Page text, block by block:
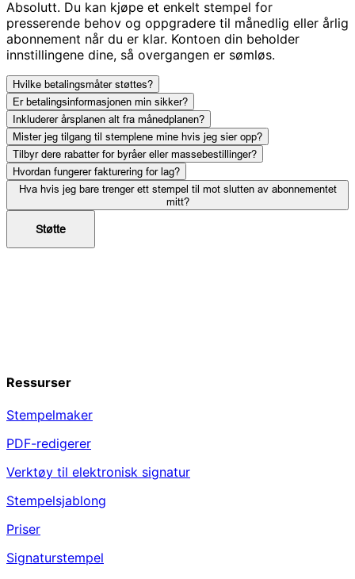
Absolutt. Du kan kjøpe et enkelt stempel for
presserende behov og oppgradere til månedlig eller årlig
abonnement når du er klar. Kontoen din beholder
innstillingene dine, så overgangen er sømløs.
Hvilke betalingsmåter støttes?
Er betalingsinformasjonen min sikker?
Inkluderer årsplanen alt fra månedplanen?
Mister jeg tilgang til stemplene mine hvis jeg sier opp?
Tilbyr dere rabatter for byråer eller massebestillinger?
Hvordan fungerer fakturering for lag?
Hva hvis jeg bare trenger ett stempel til mot slutten av abonnementet
mitt?
Støtte
Ressurser
Stempelmaker
PDF-redigerer
Verktøy til elektronisk signatur
Stempelsjablong
Priser
Signaturstempel